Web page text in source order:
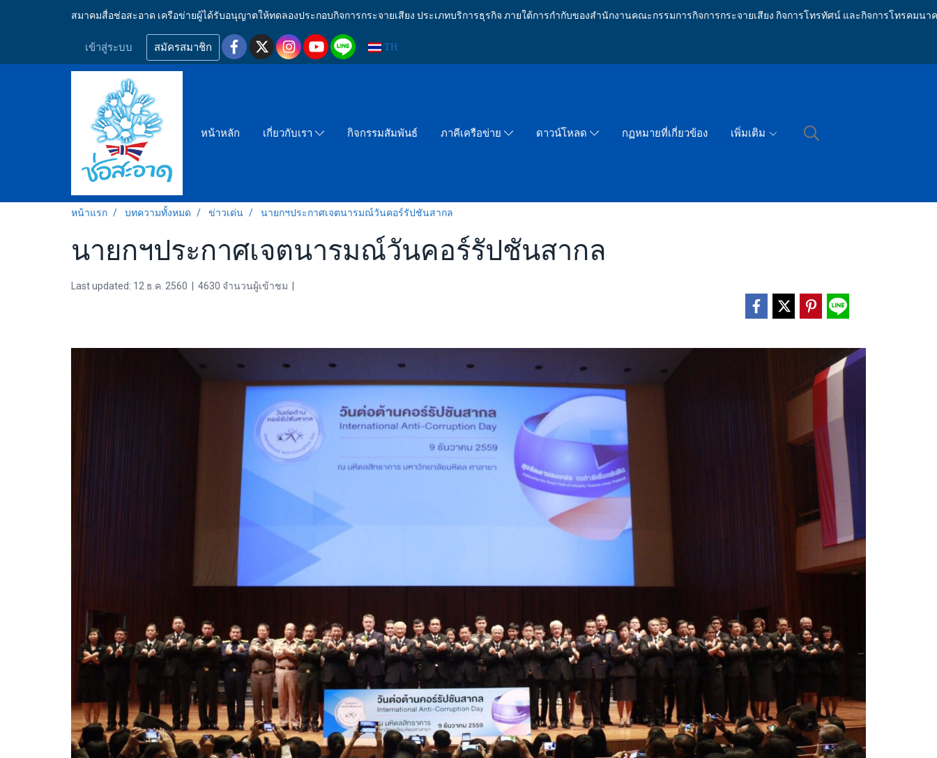
สมาคมสื่อช่อสะอาด เครือข่ายผู้ได้รับอนุญาตให้ทดลองประกอบกิจการกระจายเสียง ประเภทบริการธุรกิจ ภายใต้การกำกับของสำนักงานคณะกรรมการกิจการกระจายเสียง กิจการโทรทัศน์ และกิจการโทรคมนา
เข้าสู่ระบบ สมัครสมาชิก TH
หน้าหลัก เกี่ยวกับเรา กิจกรรมสัมพันธ์ ภาคีเครือข่าย ดาวน์โหลด กฏหมายที่เกี่ยวข้อง เพิ่มเติม
หน้าแรก บทความทั้งหมด ข่าวเด่น นายกฯประกาศเจตนารมณ์วันคอร์รัปชันสากล
นายกฯประกาศเจตนารมณ์วันคอร์รัปชันสากล
Last updated: 12 ธ.ค. 2560 4630 จำนวนผู้เข้าชม